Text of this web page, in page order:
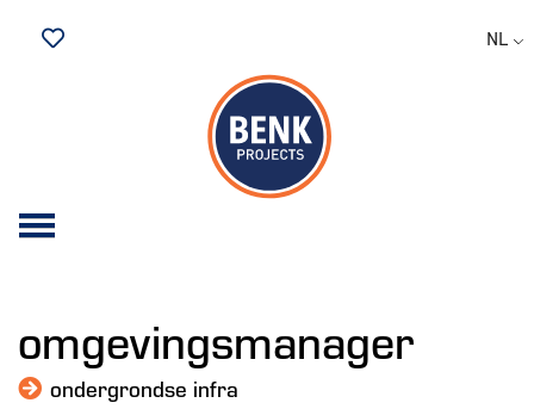
NL
omgevingsmanager
ondergrondse infra